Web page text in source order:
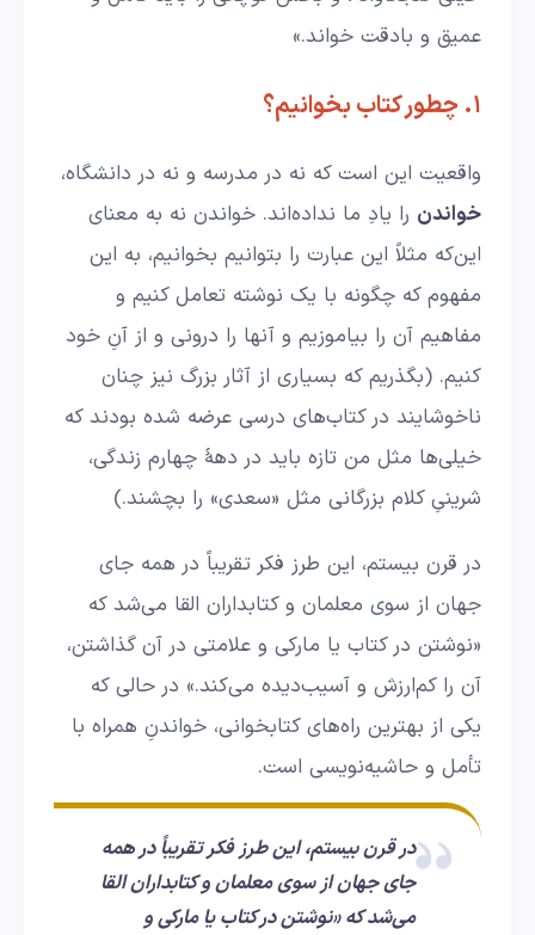
عمیق و بادقت خواند.»
۱. چطور کتاب بخوانیم؟
واقعیت این است که نه در مدرسه و نه در دانشگاه،
خواندن را یادِ ما نداده‌اند. خواندن نه به معنای
این‌که مثلاً این عبارت را بتوانیم بخوانیم، به این
مفهوم که چگونه با یک نوشته تعامل کنیم و
مفاهیم آن را بیاموزیم و آنها را درونی و از آنِ خود
کنیم. (بگذریم که بسیاری از آثار بزرگ نیز چنان
ناخوشایند در کتاب‌های درسی عرضه شده بودند که
خیلی‌ها مثل من تازه باید در دهۀ چهارم زندگی،
شرینیِ کلام بزرگانی مثل «سعدی» را بچشند.)
در قرن بیستم، این طرز فکر تقریباً در همه جای
جهان از سوی معلمان و کتابداران القا می‌شد که
«نوشتن در کتاب یا مارکی و علامتی در آن گذاشتن،
آن را کم‌ارزش و آسیب‌دیده می‌کند.» در حالی که
یکی از بهترین راه‌های کتابخوانی، خواندنِ همراه با
تأمل و حاشیه‌نویسی است.
در قرن بیستم، این طرز فکر تقریباً در همه
جای جهان از سوی معلمان و کتابداران القا
می‌شد که «نوشتن در کتاب یا مارکی و